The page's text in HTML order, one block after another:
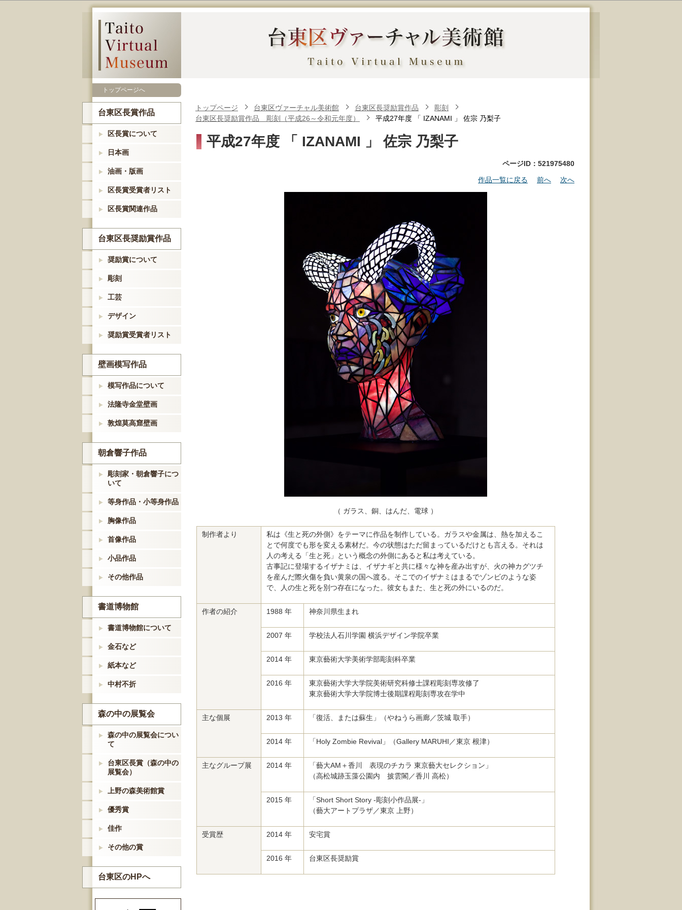
トップページへ
台東区長賞作品
区長賞について
日本画
油画・版画
区長賞受賞者リスト
区長賞関連作品
台東区長奨励賞作品
奨励賞について
彫刻
工芸
デザイン
奨励賞受賞者リスト
壁画模写作品
模写作品について
法隆寺金堂壁画
敦煌莫高窟壁画
朝倉響子作品
彫刻家・朝倉響子につ
いて
等身作品・小等身作品
胸像作品
首像作品
小品作品
その他作品
書道博物館
書道博物館について
金石など
紙本など
中村不折
森の中の展覧会
森の中の展覧会につい
て
台東区長賞（森の中の
展覧会）
上野の森美術館賞
優秀賞
佳作
その他の賞
台東区のHPへ
トップページ 台東区ヴァーチャル美術館 台東区長奨励賞作品
彫刻
台東区長奨励賞作品 彫刻（平成26～令和元年度）
平成27年度 「 IZANAMI 」 佐宗 乃梨子
平成27年度 「 IZANAMI 」 佐宗 乃梨子
ページID：521975480
作品一覧に戻る
前へ 次へ
（ ガラス、銅、はんだ、電球 ）
制作者より
私は《生と死の外側》をテーマに作品を制作している。ガラスや金属は、熱を加えるこ
とで何度でも形を変える素材だ。今の状態はただ留まっているだけとも言える。それは
人の考える「生と死」という概念の外側にあると私は考えている。
古事記に登場するイザナミは、イザナギと共に様々な神を産み出すが、火の神カグツチ
を産んだ際火傷を負い黄泉の国へ渡る。そこでのイザナミはまるでゾンビのような姿
で、人の生と死を別つ存在になった。彼女もまた、生と死の外にいるのだ。
作者の紹介 1988 年 神奈川県生まれ
2007 年 学校法人石川学園 横浜デザイン学院卒業
2014 年 東京藝術大学美術学部彫刻科卒業
2016 年
東京藝術大学大学院美術研究科修士課程彫刻専攻修了
東京藝術大学大学院博士後期課程彫刻専攻在学中
主な個展 2013 年 「復活、または蘇生」（やねうら画廊／茨城 取手）
2014 年 「Holy Zombie Revival」（Gallery MARUHI／東京 根津）
主なグループ展 2014 年
「藝大AM＋香川 表現のチカラ 東京藝大セレクション」
（高松城跡玉藻公園内 披雲閣／香川 高松）
2015 年
「Short Short Story -彫刻小作品展-」
（藝大アートプラザ／東京 上野）
受賞歴 2014 年 安宅賞
2016 年 台東区長奨励賞